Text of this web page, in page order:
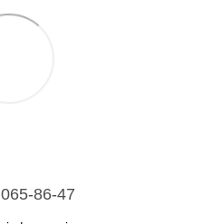
86-47